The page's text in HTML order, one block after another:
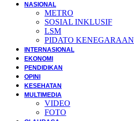
NASIONAL
METRO
SOSIAL INKLUSIF
LSM
PIDATO KENEGARAAN
INTERNASIONAL
EKONOMI
PENDIDIKAN
OPINI
KESEHATAN
MULTIMEDIA
VIDEO
FOTO